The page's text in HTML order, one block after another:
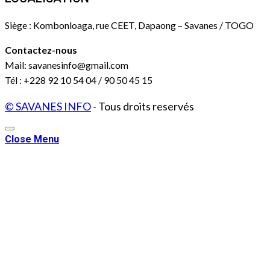
Siège : Kombonloaga, rue CEET, Dapaong – Savanes / TOGO
Contactez-nous
Mail: savanesinfo@gmail.com
Tél : +228 92 10 54 04 / 90 50 45 15
© SAVANES INFO- Tous droits reservés
Close Menu